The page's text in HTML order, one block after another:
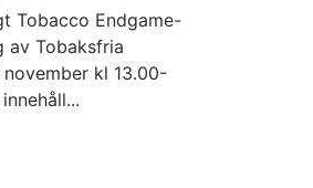
Tobacco Endgame-
av Tobaksfria
kl 13.00-